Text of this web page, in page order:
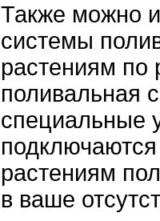
Также можно
системы
растениям по
поливальная
специальные
подключаются
растениям
в ваше